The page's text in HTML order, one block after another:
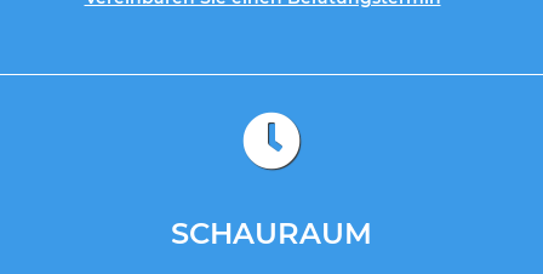
SCHAURAUM